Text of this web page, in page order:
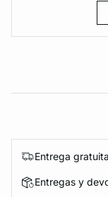
Entrega
Entregas y